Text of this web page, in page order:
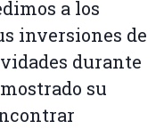
a los
inversiones de
durante
su